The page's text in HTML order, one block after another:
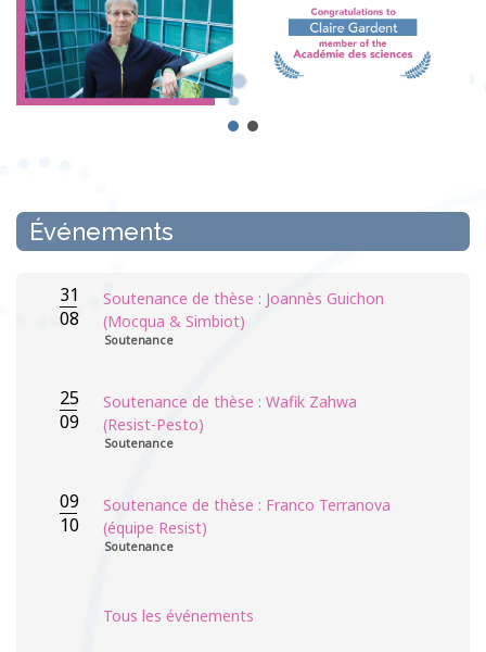
Événements
31
08
Soutenance de thèse : Joannès Guichon
(Mocqua & Simbiot)
Soutenance
25
09
Soutenance de thèse : Wafik Zahwa
(Resist-Pesto)
Soutenance
09
10
Soutenance de thèse : Franco Terranova
(équipe Resist)
Soutenance
Tous les événements